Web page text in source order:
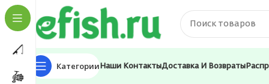
Категории Наши КонтактыДоставка И Возвраты
Главная Приманки